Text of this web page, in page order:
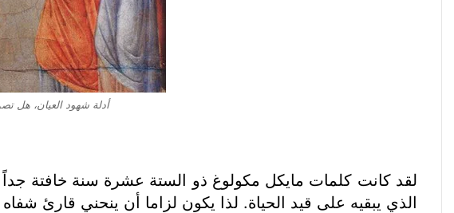
أدلة شهود العيان، هل
لقد كانت كلمات مايكل مكولوغ ذو الستة عشرة سنة خافتة
الذي يبقيه على قيد الحياة. لذا يكون لزاما أن ينحني قارئ